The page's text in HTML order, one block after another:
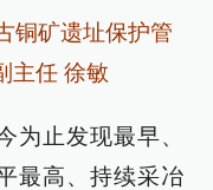
铜矿遗址保护管
主任 徐敏
为止发现最早、
最高、持续采冶